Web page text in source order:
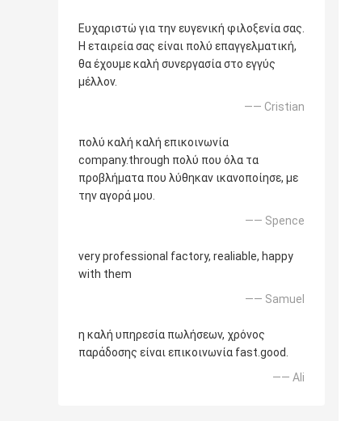
Ευχαριστώ για την ευγενική φιλοξενία σας.
Η εταιρεία σας είναι πολύ επαγγελματική,
θα έχουμε καλή συνεργασία στο εγγύς
μέλλον.
—— Cristian
πολύ καλή καλή επικοινωνία
company.through πολύ που όλα τα
προβλήματα που λύθηκαν ικανοποίησε, με
την αγορά μου.
—— Spence
very professional factory, realiable, happy
with them
—— Samuel
η καλή υπηρεσία πωλήσεων, χρόνος
παράδοσης είναι επικοινωνία fast.good.
—— Ali